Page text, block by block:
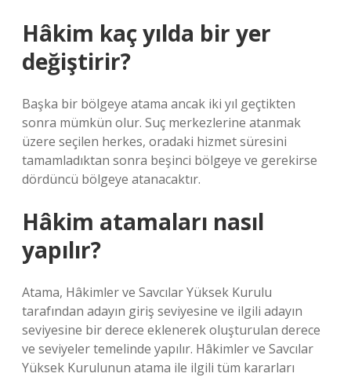
Hâkim kaç yılda bir yer
değiştirir?
Başka bir bölgeye atama ancak iki yıl geçtikten
sonra mümkün olur. Suç merkezlerine atanmak
üzere seçilen herkes, oradaki hizmet süresini
tamamladıktan sonra beşinci bölgeye ve gerekirse
dördüncü bölgeye atanacaktır.
Hâkim atamaları nasıl
yapılır?
Atama, Hâkimler ve Savcılar Yüksek Kurulu
tarafından adayın giriş seviyesine ve ilgili adayın
seviyesine bir derece eklenerek oluşturulan derece
ve seviyeler temelinde yapılır. Hâkimler ve Savcılar
Yüksek Kurulunun atama ile ilgili tüm kararları